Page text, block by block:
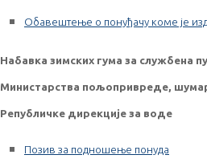
Обавештење о понуђачу коме је
Набавка зимских гума за службена
Министарства пољопривреде,
Републичке дирекције за воде
Позив за подношење понуда